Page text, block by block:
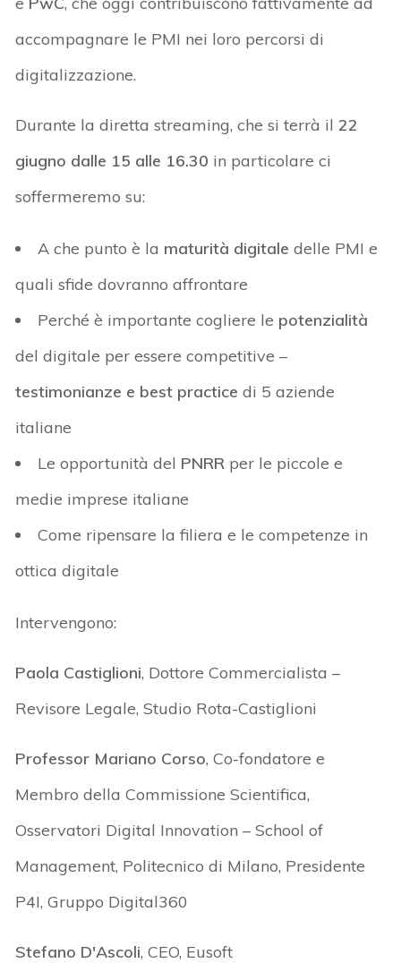
accompagnare le PMI nei loro percorsi di
digitalizzazione.
Durante la diretta streaming, che si terrà il 22
giugno dalle 15 alle 16.30 in particolare ci
soffermeremo su:
A che punto è la maturità digitale delle PMI e
quali sfide dovranno affrontare
Perché è importante cogliere le potenzialità
del digitale per essere competitive –
testimonianze e best practice di 5 aziende
italiane
Le opportunità del PNRR per le piccole e
medie imprese italiane
Come ripensare la filiera e le competenze in
ottica digitale
Intervengono:
Paola Castiglioni, Dottore Commercialista –
Revisore Legale, Studio Rota-Castiglioni
Professor Mariano Corso, Co-fondatore e
Membro della Commissione Scientifica,
Osservatori Digital Innovation – School of
Management, Politecnico di Milano, Presidente
P4I, Gruppo Digital360
Stefano D'Ascoli, CEO, Eusoft